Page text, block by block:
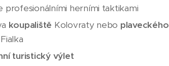
profesionálními herními taktikami
koupaliště Kolovraty nebo plaveckého
Fialka
turistický výlet